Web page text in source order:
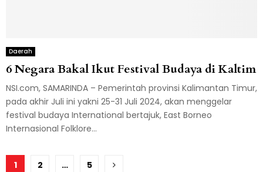
Daerah
6 Negara Bakal Ikut Festival Budaya di Kaltim
NSI.com, SAMARINDA – Pemerintah provinsi Kalimantan Timur,
pada akhir Juli ini yakni 25-31 Juli 2024, akan menggelar
festival budaya International bertajuk, East Borneo
Internasional Folklore...
Paginasi
1 2 … 5